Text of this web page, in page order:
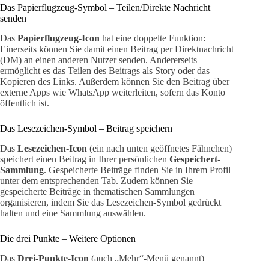
Das Papierflugzeug-Symbol – Teilen/Direkte Nachricht
senden
Das Papierflugzeug-Icon hat eine doppelte Funktion:
Einerseits können Sie damit einen Beitrag per Direktnachricht
(DM) an einen anderen Nutzer senden. Andererseits
ermöglicht es das Teilen des Beitrags als Story oder das
Kopieren des Links. Außerdem können Sie den Beitrag über
externe Apps wie WhatsApp weiterleiten, sofern das Konto
öffentlich ist.
Das Lesezeichen-Symbol – Beitrag speichern
Das Lesezeichen-Icon (ein nach unten geöffnetes Fähnchen)
speichert einen Beitrag in Ihrer persönlichen Gespeichert-
Sammlung. Gespeicherte Beiträge finden Sie in Ihrem Profil
unter dem entsprechenden Tab. Zudem können Sie
gespeicherte Beiträge in thematischen Sammlungen
organisieren, indem Sie das Lesezeichen-Symbol gedrückt
halten und eine Sammlung auswählen.
Die drei Punkte – Weitere Optionen
Das Drei-Punkte-Icon (auch „Mehr“-Menü genannt)